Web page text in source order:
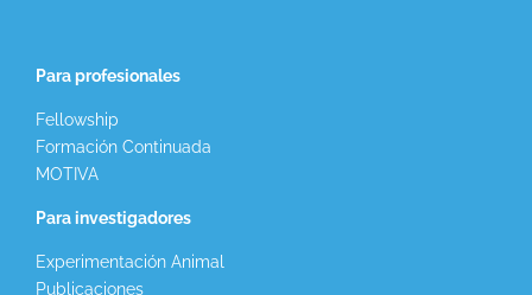
Para profesionales
Fellowship
Formación Continuada
MOTIVA
Para investigadores
Experimentación Animal
Publicaciones